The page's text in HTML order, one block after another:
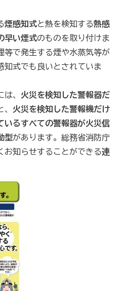
煙感知式と熱を検知する熱感
早い煙式のものを取り付けま
等で発生する煙や水蒸気等が
知式でも良いとされていま
、 火災を検知した警報器だ
、 火災を検知した警報機だけ
いるすべての警報器が火災信
型があります。総務省消防庁
お知らせすることができる連